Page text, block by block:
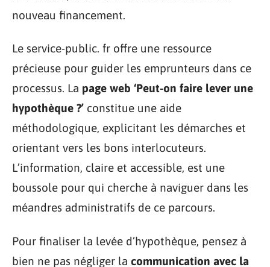
nouveau financement.
Le service-public. fr offre une ressource
précieuse pour guider les emprunteurs dans ce
processus. La page web ‘Peut-on faire lever une
hypothèque ?’ constitue une aide
méthodologique, explicitant les démarches et
orientant vers les bons interlocuteurs.
L’information, claire et accessible, est une
boussole pour qui cherche à naviguer dans les
méandres administratifs de ce parcours.
Pour finaliser la levée d’hypothèque, pensez à
bien ne pas négliger la communication avec la